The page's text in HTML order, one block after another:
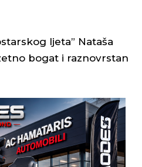
ljeta” Nataša
bogat i raznovrstan